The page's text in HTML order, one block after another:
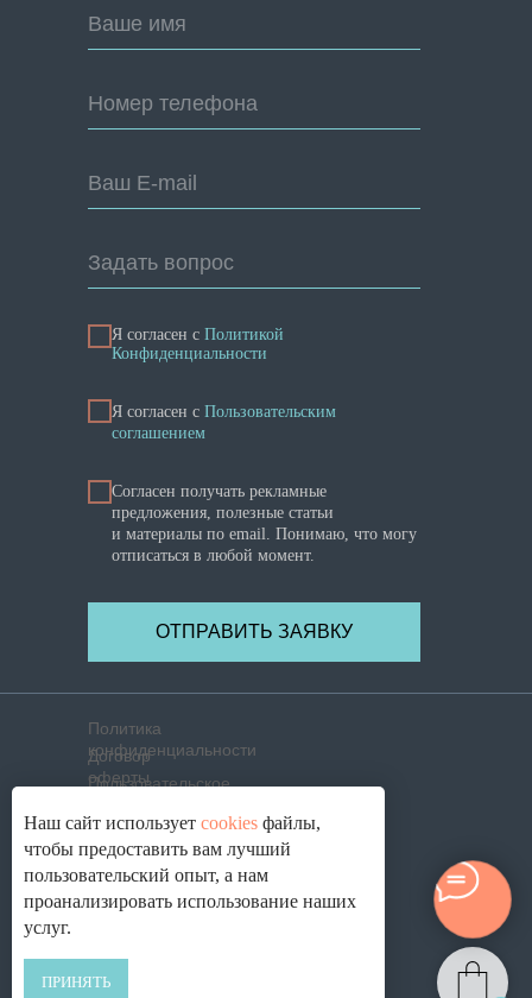
Ваше имя
Номер телефона
Ваш E-mail
Задать вопрос
Я согласен с Политикой
Конфиденциальности
Я cогласен с Пользовательским
соглашением
Согласен получать рекламные
предложения, полезные статьи
и материалы по email. Понимаю, что могу
отписаться в любой момент.
ОТПРАВИТЬ ЗАЯВКУ
Политика
конфиденциальности
Согласие на обработку
ПД
cookies
Пользовательское
Договор
оферты
Наш сайт использует cookies файлы,
чтобы предоставить вам лучший
пользовательский опыт, а нам
проанализировать использование наших
услуг.
ПРИНЯТЬ